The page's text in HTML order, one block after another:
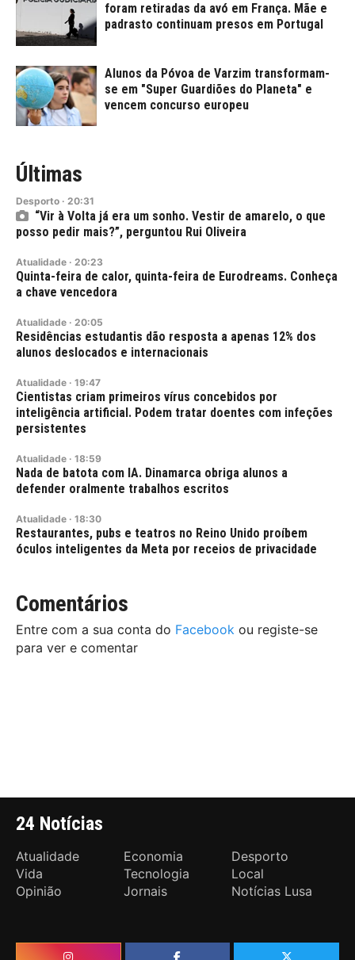
foram retiradas da avó em França. Mãe e
padrasto continuam presos em Portugal
Alunos da Póvoa de Varzim transformam-
se em "Super Guardiões do Planeta" e
vencem concurso europeu
Últimas
Desporto · 20:31
“Vir à Volta já era um sonho. Vestir de amarelo, o que
posso pedir mais?”, perguntou Rui Oliveira
Atualidade · 20:23
Quinta-feira de calor, quinta-feira de Eurodreams. Conheça
a chave vencedora
Atualidade · 20:05
Residências estudantis dão resposta a apenas 12% dos
alunos deslocados e internacionais
Atualidade · 19:47
Cientistas criam primeiros vírus concebidos por
inteligência artificial. Podem tratar doentes com infeções
persistentes
Atualidade · 18:59
Nada de batota com IA. Dinamarca obriga alunos a
defender oralmente trabalhos escritos
Atualidade · 18:30
Restaurantes, pubs e teatros no Reino Unido proíbem
óculos inteligentes da Meta por receios de privacidade
Comentários
Entre com a sua conta do Facebook ou registe-se
para ver e comentar
24 Notícias
Atualidade Economia
Desporto
Vida
Tecnologia
Local
Opinião
Jornais Notícias Lusa